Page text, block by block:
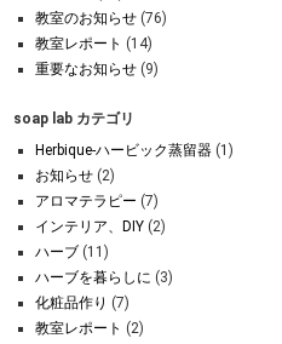
教室のお知らせ (76)
教室レポート (14)
重要なお知らせ (9)
soap lab カテゴリ
Herbique-ハービック蒸留器 (1)
お知らせ (2)
アロマテラピー (7)
インテリア、DIY (2)
ハーブ (11)
ハーブを暮らしに (3)
化粧品作り (7)
教室レポート (2)